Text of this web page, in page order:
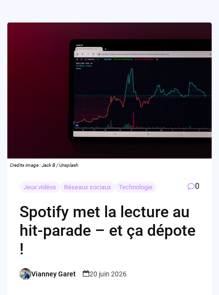
Credits image : Jack B / Unsplash
Jeux vidéos Réseaux sociaux Technologie 0
Spotify met la lecture au
hit-parade – et ça dépote
!
Posted
Vianney Garet 20 juin 2026